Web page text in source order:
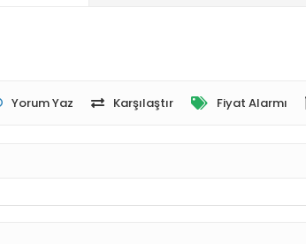
Yorum Yaz Karşılaştır Fiyat Alarmı